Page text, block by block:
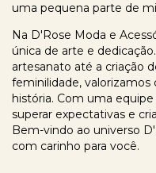
uma pequena parte de
Na D'Rose Moda e
única de arte e
artesanato até a criação
feminilidade,
história. Com uma
superar expectativas e
Bem-vindo ao universo
com carinho para você.